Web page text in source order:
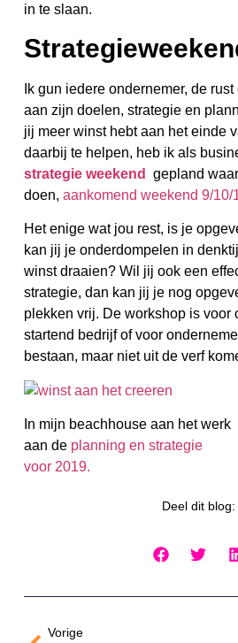
in te slaan.
Ik gun iedere ondernemer, de
aan zijn doelen, strategie en
jij meer winst hebt aan het einde
daarbij te helpen, heb ik als
strategie weekend
gepland
doen, aankomend weekend 9/10/
Het enige wat jou rest, is je
kan jij je onderdompelen in
winst draaien? Wil jij ook een
strategie, dan kan jij je nog
plekken vrij. De workshop is voor
startend bedrijf of voor
bestaan, maar niet uit de verf
In mijn beachhouse aan het werk
aan de planning en strategie
voor 2019.
Deel dit blog:
Vorige